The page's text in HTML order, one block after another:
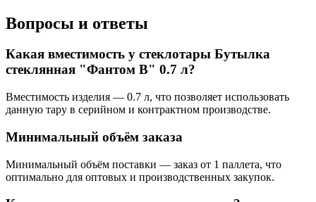
Вопросы и ответы
Какая вместимость у стеклотары Бутылка
стеклянная "Фантом В" 0.7 л?
Вместимость изделия — 0.7 л, что позволяет использовать
данную тару в серийном и контрактном производстве.
Минимальный объём заказа
Минимальный объём поставки — заказ от 1 паллета, что
оптимально для оптовых и производственных закупок.